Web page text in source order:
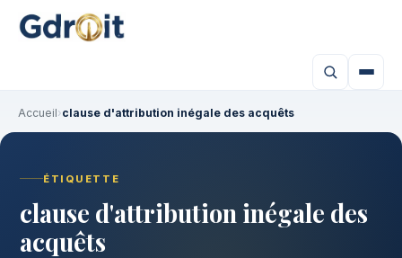
Accueil›clause d'attribution inégale des acquêts
ÉTIQUETTE
clause d'attribution inégale des
acquêts